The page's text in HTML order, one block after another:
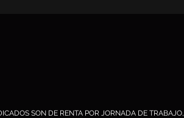
SON DE RENTA POR JORNADA DE TRABAJO,